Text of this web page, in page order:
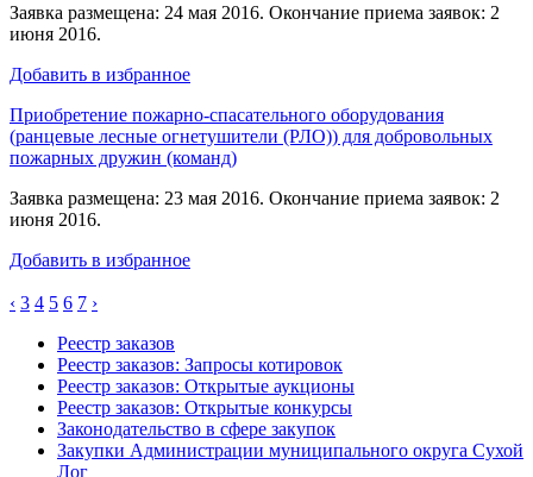
Заявка размещена: 24 мая 2016. Окончание приема заявок: 2
июня 2016.
Добавить в избранное
Приобретение пожарно-спасательного оборудования
(ранцевые лесные огнетушители (РЛО)) для добровольных
пожарных дружин (команд)
Заявка размещена: 23 мая 2016. Окончание приема заявок: 2
июня 2016.
Добавить в избранное
‹ 3 4 5 6 7 ›
Реестр заказов
Реестр заказов: Запросы котировок
Реестр заказов: Открытые аукционы
Реестр заказов: Открытые конкурсы
Законодательство в сфере закупок
Закупки Администрации муниципального округа Сухой
Лог